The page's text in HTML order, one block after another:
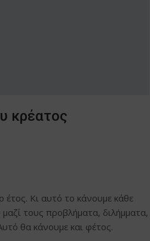
κρέατος
έτος. Κι αυτό το κάνουμε κάθε
τους προβλήματα, διλήμματα,
θα κάνουμε και φέτος.